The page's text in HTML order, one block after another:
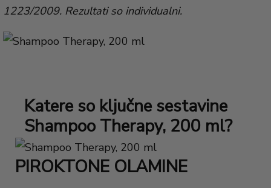
1223/2009. Rezultati so individualni.
Katere so ključne sestavine
Shampoo Therapy, 200 ml?
PIROKTONE OLAMINE